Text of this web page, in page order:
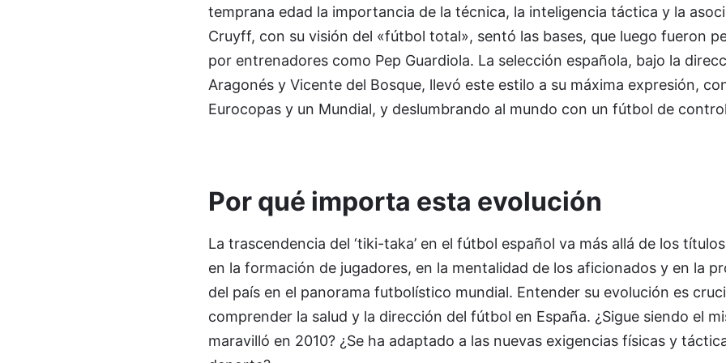
temprana edad la importancia de la técnica, la inteligencia táctica y la
Cruyff, con su visión del «fútbol total», sentó las bases, que luego fueron
por entrenadores como Pep Guardiola. La selección española, bajo la
Aragonés y Vicente del Bosque, llevó este estilo a su máxima expresión,
Eurocopas y un Mundial, y deslumbrando al mundo con un fútbol de
Por qué importa esta evolución
La trascendencia del ‘tiki-taka’ en el fútbol español va más allá de los
en la formación de jugadores, en la mentalidad de los aficionados y en la
del país en el panorama futbolístico mundial. Entender su evolución es
comprender la salud y la dirección del fútbol en España. ¿Sigue siendo el
maravilló en 2010? ¿Se ha adaptado a las nuevas exigencias físicas y